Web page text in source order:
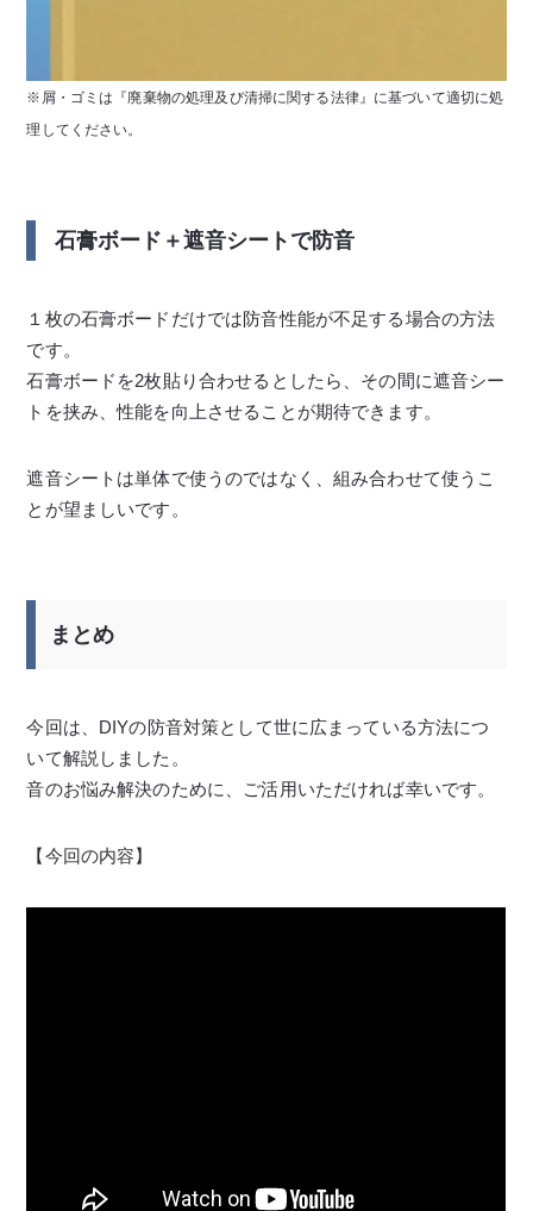
※屑・ゴミは『廃棄物の処理及び清掃に関する法律』に基づいて適切に処
理してください。
石膏ボード＋遮音シートで防音
１枚の石膏ボードだけでは防音性能が不足する場合の方法
です。
石膏ボードを2枚貼り合わせるとしたら、その間に遮音シー
トを挟み、性能を向上させることが期待できます。
遮音シートは単体で使うのではなく、組み合わせて使うこ
とが望ましいです。
まとめ
今回は、DIYの防音対策として世に広まっている方法につ
いて解説しました。
音のお悩み解決のために、ご活用いただければ幸いです。
【今回の内容】